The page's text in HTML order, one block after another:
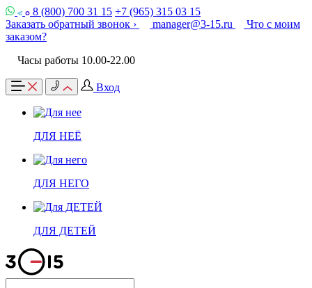
8 (800) 700 31 15 +7 (965) 315 03 15
Заказать обратный звонок ›
manager@3-15.ru
Что с моим
заказом?
Часы работы 10.00-22.00
Вход
ДЛЯ НЕЁ
ДЛЯ НЕГО
ДЛЯ ДЕТЕЙ